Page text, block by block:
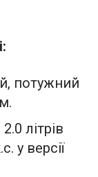
потужний
літрів
у версії